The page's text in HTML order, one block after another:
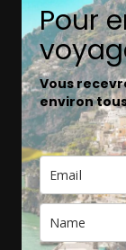
Pour
Vous
environ